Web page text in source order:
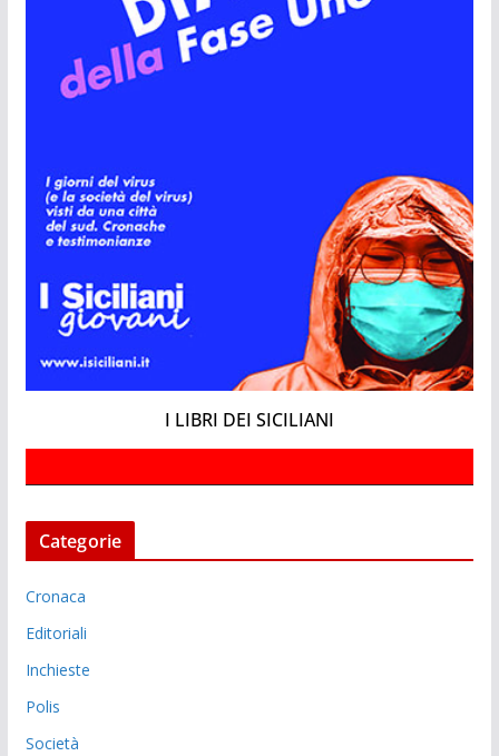
I LIBRI DEI SICILIANI
Categorie
Cronaca
Editoriali
Inchieste
Polis
Società